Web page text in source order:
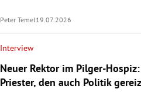
Peter Temel19.07.2026
Interview
Neuer Rektor im Pilger-
Priester, den auch Politik